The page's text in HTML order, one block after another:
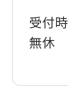
受付
無休